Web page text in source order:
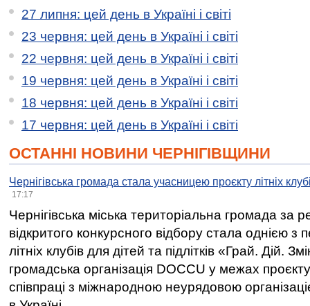
27 липня: цей день в Україні і світі
23 червня: цей день в Україні і світі
22 червня: цей день в Україні і світі
19 червня: цей день в Україні і світі
18 червня: цей день в Україні і світі
17 червня: цей день в Україні і світі
ОСТАННІ НОВИНИ ЧЕРНІГІВЩИНИ
Чернігівська громада стала учасницею проєкту літніх
17:17
Чернігівська міська територіальна громада за
відкритого конкурсного відбору стала однією
літніх клубів для дітей та підлітків «Грай. Дій.
громадська організація DOCCU у межах
співпраці з міжнародною неурядовою